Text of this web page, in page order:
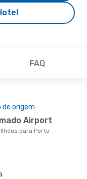
FAQ
origem
Airport